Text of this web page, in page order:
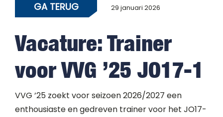
GA TERUG 29 januari 2026
Vacature: Trainer
voor VVG ’25 JO17-1
VVG ’25 zoekt voor seizoen 2026/2027 een
enthousiaste en gedreven trainer voor het JO17-